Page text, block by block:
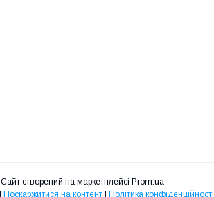
Сайт створений на маркетплейсі Prom.ua
Поскаржитися на контент Політика конфіденційності